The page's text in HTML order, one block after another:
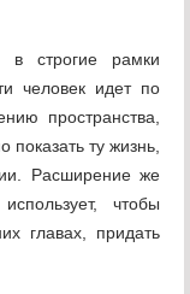
в строгие рамки
человек идет по
пространства,
ту жизнь,
Расширение же
чтобы
главах, придать